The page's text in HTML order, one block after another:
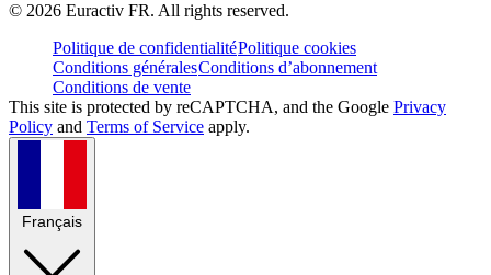
© 2026 Euractiv FR. All rights reserved.
Politique de confidentialitéPolitique cookies
Conditions généralesConditions d’abonnement
Conditions de vente
This site is protected by reCAPTCHA, and the Google Privacy
Policy and Terms of Service apply.
Français